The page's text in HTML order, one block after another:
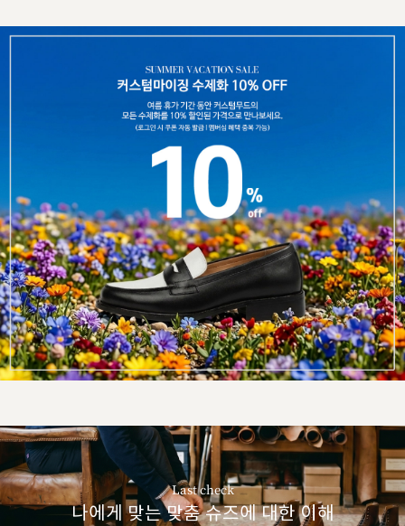
Last check
나에게 맞는 맞춤 슈즈에 대한 이해